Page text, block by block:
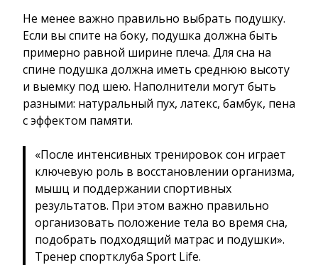
Не менее важно правильно выбрать подушку.
Если вы спите на боку, подушка должна быть
примерно равной ширине плеча. Для сна на
спине подушка должна иметь среднюю высоту
и выемку под шею. Наполнители могут быть
разными: натуральный пух, латекс, бамбук, пена
с эффектом памяти.
«После интенсивных тренировок сон играет
ключевую роль в восстановлении организма,
мышц и поддержании спортивных
результатов. При этом важно правильно
организовать положение тела во время сна,
подобрать подходящий матрас и подушки».
Тренер спортклуба Sport Life.